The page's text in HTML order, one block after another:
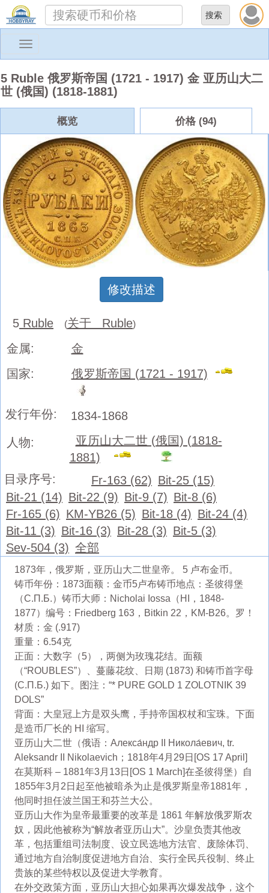
Toggle
5 Ruble 俄罗斯帝国 (1721 - 1917) 金 亚历山大二
世 (俄国) (1818-1881)
概览 价格 (94)
修改描述
5 Ruble (关于 Ruble)
金属:
金
国家:
俄罗斯帝国 (1721 - 1917)
发行年份:
1834-1868
人物:
亚历山大二世 (俄国) (1818-
1881)
目录序号:
Fr-163 (62) Bit-25 (15)
Bit-21 (14) Bit-22 (9) Bit-9 (7) Bit-8 (6)
Fr-165 (6) KM-YB26 (5) Bit-18 (4) Bit-24 (4)
Bit-11 (3) Bit-16 (3) Bit-28 (3) Bit-5 (3)
Sev-504 (3) 全部
1873年，俄罗斯，亚历山大二世皇帝。 5 卢布金币。
铸币年份：1873面额：金币5卢布铸币地点：圣彼得堡
（С.П.Б.）铸币大师：Nicholai Iossa（HI，1848-
1877）编号：Friedberg 163，Bitkin 22，KM-B26。罗！
材质：金 (.917)
重量：6.54克
正面：大数字（5），两侧为玫瑰花结。面额
（“ROUBLES”）、蔓藤花纹、日期 (1873) 和铸币首字母
(С.П.Б.) 如下。图注：“* PURE GOLD 1 ZOLOTNIK 39
DOLS”
背面：大皇冠上方是双头鹰，手持帝国权杖和宝珠。下面
是造币厂长的 HI 缩写。
亚历山大二世（俄语：Алекса́ндр II Никола́евич, tr.
Aleksandr II Nikolaevich；1818年4月29日[OS 17 April]
在莫斯科 – 1881年3月13日[OS 1 March]在圣彼得堡）自
1855年3月2日起至他被暗杀为止是俄罗斯皇帝1881年，
他同时担任波兰国王和芬兰大公。
亚历山大作为皇帝最重要的改革是 1861 年解放俄罗斯农
奴，因此他被称为“解放者亚历山大”。沙皇负责其他改
革，包括重组司法制度、设立民选地方法官、废除体罚、
通过地方自治制度促进地方自治、实行全民兵役制、终止
贵族的某些特权以及促进大学教育。
在外交政策方面，亚历山大担心如果再次爆发战争，这个